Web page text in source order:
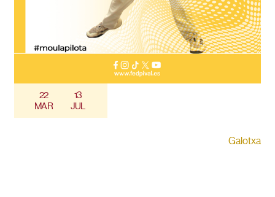
22
MAR
13
JUL
Galotxa